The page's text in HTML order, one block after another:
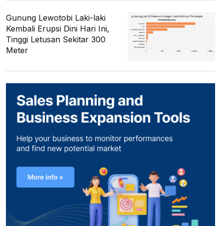
Gunung Lewotobi Laki-laki
Kembali Erupsi Dini Hari Ini,
Tinggi Letusan Sekitar 300
Meter